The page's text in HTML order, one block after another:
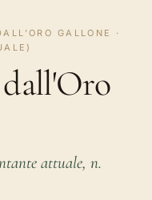
GALLONE ·
attuale, n.